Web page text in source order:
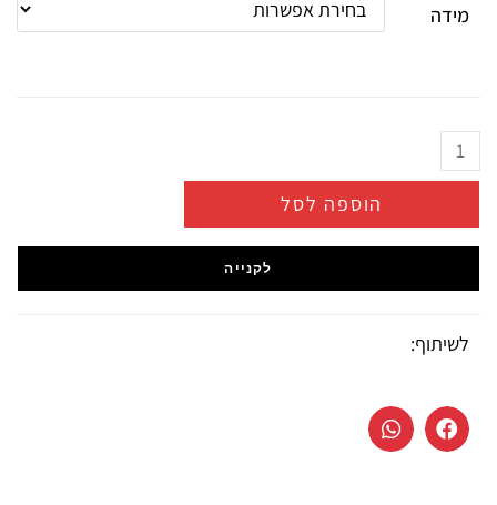
מידה
הוספה לסל
לקנייה
לשיתוף: